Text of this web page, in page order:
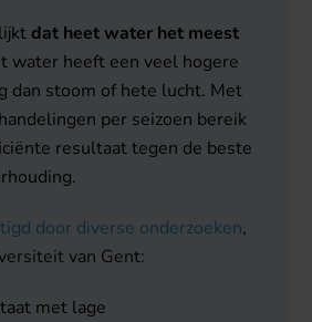
dat heet water het meest
water heeft een veel hogere
dan stoom of hete lucht. Met
per seizoen bereik
resultaat tegen de beste
door diverse onderzoeken,
van Gent:
met lage